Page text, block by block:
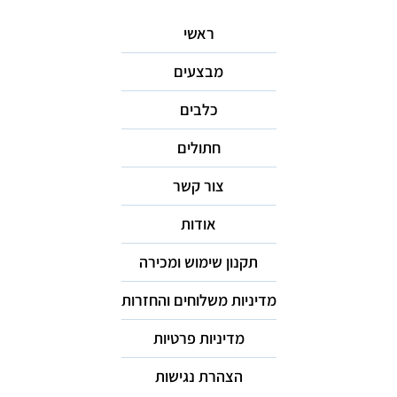
ראשי
מבצעים
כלבים
חתולים
צור קשר
אודות
תקנון שימוש ומכירה
מדיניות משלוחים והחזרות
מדיניות פרטיות
הצהרת נגישות